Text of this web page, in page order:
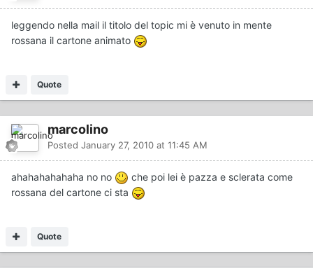
leggendo nella mail il titolo del topic mi è venuto in mente
rossana il cartone animato
Quote
marcolino
Posted January 27, 2010 at 11:45 AM
ahahahahahaha no no
che poi lei è pazza e sclerata come
rossana del cartone ci sta
Quote